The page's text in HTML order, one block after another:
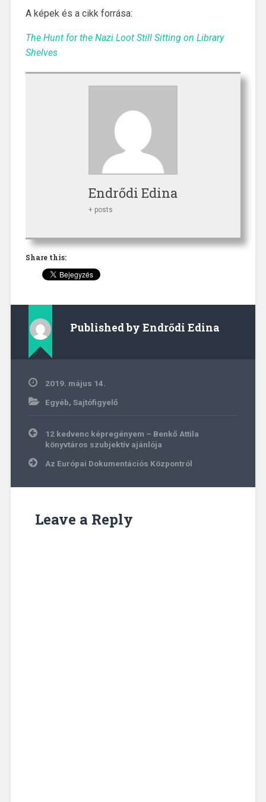
A képek és a cikk forrása:
The Hunt for the Nazi Loot Still Sitting on Library
Shelves
Endrődi Edina
+ posts
Share this:
Published by Endrődi Edina
2019. május 14.
Egyéb, Sajtófigyelő
Bejegyzés
navigáció
12 kedvenc képregényem – Benkő Attila
könyvtáros szubjektív ajánlója
Az Európai Dokumentációs Központról
Leave a Reply